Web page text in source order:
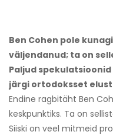
Ben Cohen pole
väljendanud; ta on
Paljud
järgi ortodoksset
Endine ragbitäht Ben
keskpunktiks. Ta on
Siiski on veel mitmeid